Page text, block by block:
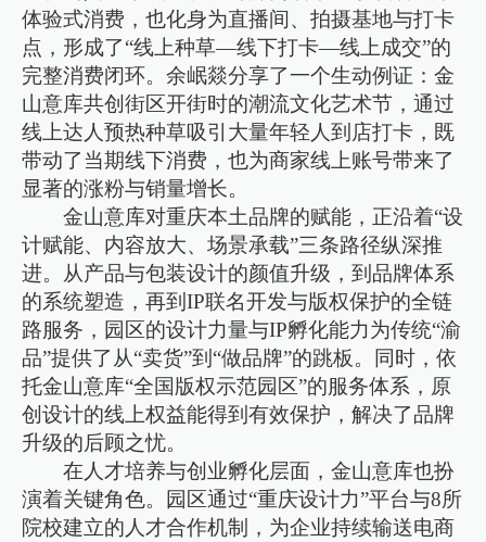
体验式消费，也化身为直播间、拍摄基地与打卡
点，形成了“线上种草—线下打卡—线上成交”的
完整消费闭环。余岷燚分享了一个生动例证：金
山意库共创街区开街时的潮流文化艺术节，通过
线上达人预热种草吸引大量年轻人到店打卡，既
带动了当期线下消费，也为商家线上账号带来了
显著的涨粉与销量增长。
金山意库对重庆本土品牌的赋能，正沿着“设
计赋能、内容放大、场景承载”三条路径纵深推
进。从产品与包装设计的颜值升级，到品牌体系
的系统塑造，再到IP联名开发与版权保护的全链
路服务，园区的设计力量与IP孵化能力为传统“渝
品”提供了从“卖货”到“做品牌”的跳板。同时，依
托金山意库“全国版权示范园区”的服务体系，原
创设计的线上权益能得到有效保护，解决了品牌
升级的后顾之忧。
在人才培养与创业孵化层面，金山意库也扮
演着关键角色。园区通过“重庆设计力”平台与8所
院校建立的人才合作机制，为企业持续输送电商